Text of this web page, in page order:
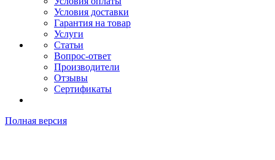
Условия доставки
Гарантия на товар
Услуги
Статьи
Вопрос-ответ
Производители
Отзывы
Сертификаты
Полная версия